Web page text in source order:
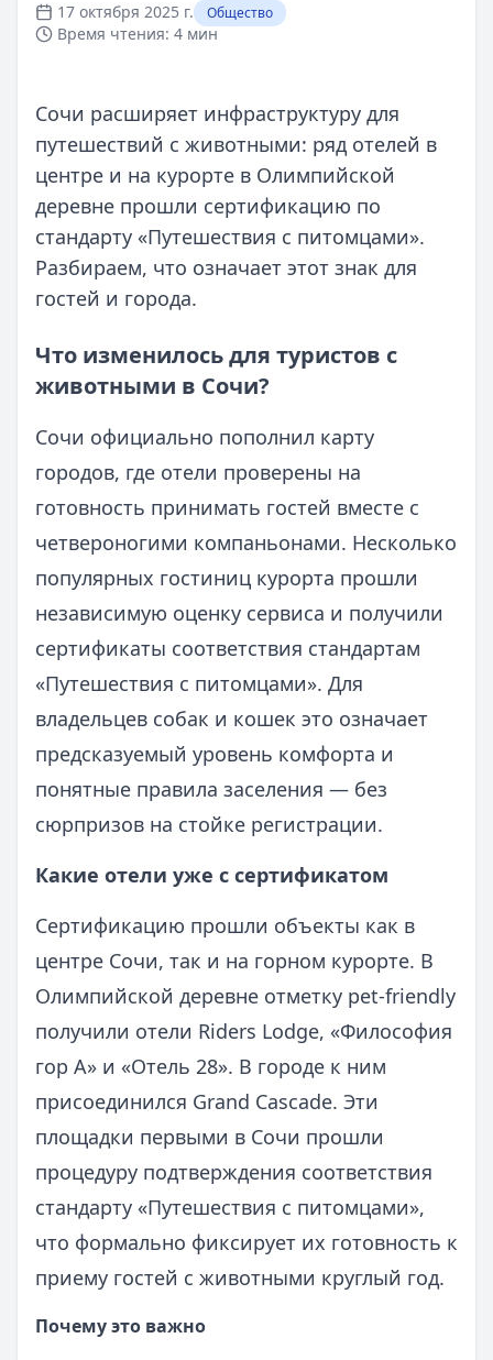
17 октября 2025 г. Общество
Время чтения: 4 мин
Сочи расширяет инфраструктуру для
путешествий с животными: ряд отелей в
центре и на курорте в Олимпийской
деревне прошли сертификацию по
стандарту «Путешествия с питомцами».
Разбираем, что означает этот знак для
гостей и города.
Что изменилось для туристов с
животными в Сочи?
Сочи официально пополнил карту
городов, где отели проверены на
готовность принимать гостей вместе с
четвероногими компаньонами. Несколько
популярных гостиниц курорта прошли
независимую оценку сервиса и получили
сертификаты соответствия стандартам
«Путешествия с питомцами». Для
владельцев собак и кошек это означает
предсказуемый уровень комфорта и
понятные правила заселения — без
сюрпризов на стойке регистрации.
Какие отели уже с сертификатом
Сертификацию прошли объекты как в
центре Сочи, так и на горном курорте. В
Олимпийской деревне отметку pet‑friendly
получили отели Riders Lodge, «Философия
гор А» и «Отель 28». В городе к ним
присоединился Grand Cascade. Эти
площадки первыми в Сочи прошли
процедуру подтверждения соответствия
стандарту «Путешествия с питомцами»,
что формально фиксирует их готовность к
приему гостей с животными круглый год.
Почему это важно